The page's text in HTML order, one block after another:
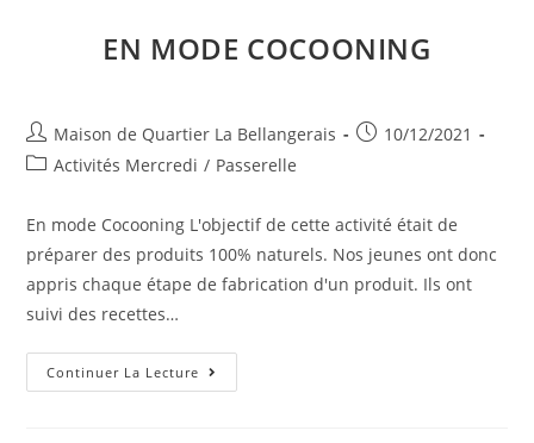
EN MODE COCOONING
Auteur/autrice
de
Maison de Quartier La Bellangerais
Publication
10/12/2021
PostActivités Mercredi / Passerelle
En mode Cocooning L'objectif de cette activité était de
préparer des produits 100% naturels. Nos jeunes ont donc
appris chaque étape de fabrication d'un produit. Ils ont
suivi des recettes…
Continuer La Lecture En
Mode